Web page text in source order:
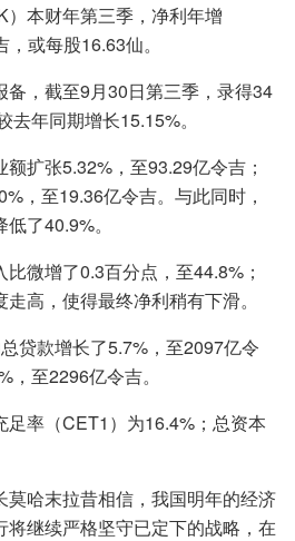
本财年第三季，净利年增
或每股16.63仙。
备，截至9月30日第三季，录得34
年同期增长15.15%。
扩张5.32%，至93.29亿令吉；
，至19.36亿令吉。与此同时，
了40.9%。
微增了0.3百分点，至44.8%；
高，使得最终净利稍有下滑。
贷款增长了5.7%，至2097亿令
至2296亿令吉。
足率（CET1）为16.4%；总资本
莫哈末拉昔相信，我国明年的经济
继续严格坚守已定下的战略，在